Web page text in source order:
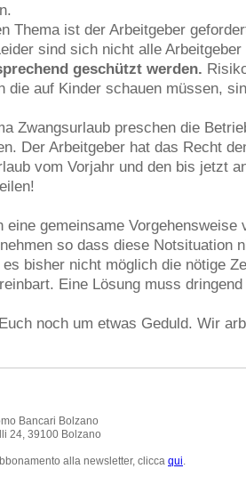
Thema ist der Arbeitgeber
sind sich nicht alle
geschützt werden.
die auf Kinder schauen müssen,
Zwangsurlaub preschen die
Der Arbeitgeber hat das Recht
vom Vorjahr und den bis jetzt
eine gemeinsame
so dass diese Notsituation
es bisher nicht möglich die nötige
Eine Lösung muss
noch um etwas Geduld. Wir
Bancari Bolzano
24, 39100 Bolzano
alla newsletter, clicca qui.